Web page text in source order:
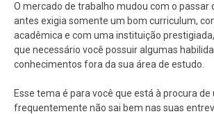
O mercado de trabalho mudou com o passar
antes exigia somente um bom curriculum,
acadêmica e com uma instituição
que necessário você possuir algumas
conhecimentos fora da sua área de estudo.
Esse tema é para você que está à procura
frequentemente não sai bem nas suas